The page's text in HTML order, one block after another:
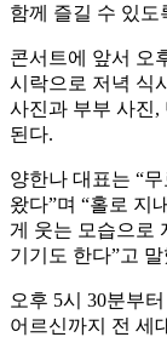
함께 즐길 수 있도
콘서트에 앞서 오
시락으로 저녁 식
사진과 부부 사진,
된다.
양한나 대표는 “
왔다”며 “홀로 지
게 웃는 모습으로
기기도 한다”고 말
오후 5시 30분부
어르신까지 전 세